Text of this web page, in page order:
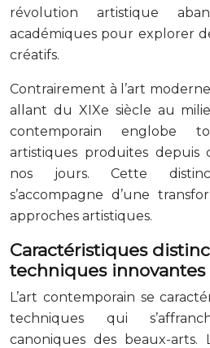
révolution artistique
académiques pour explorer
créatifs.
Contrairement à l’art
allant du XIXe siècle au
contemporain englobe
artistiques produites depuis
nos jours. Cette
s’accompagne d’une
approches artistiques.
Caractéristiques
techniques innovantes
L’art contemporain se
techniques qui
canoniques des beaux-arts.